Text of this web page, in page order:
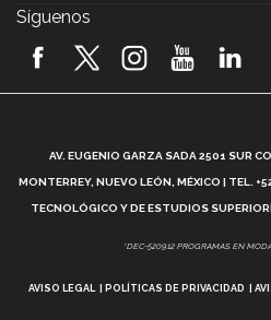
2026! (video)
¿Cómo es el Modelo
Vida Tec: Feminismo
Síguenos
AV. EUGENIO GARZA SADA 2501 SUR
MONTERREY, NUEVO LEÓN, MÉXICO | TEL.
TECNOLÓGICO Y DE ESTUDIOS
*DEC-520912 PROGRAMAS EN
AVISO LEGAL POLÍTICAS DE PRIVACIDAD